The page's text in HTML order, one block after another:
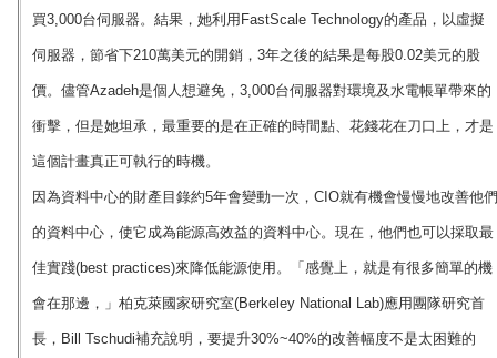
買3,000台伺服器。結果，她利用FastScale Technology的產品，以虛擬
伺服器，節省下210萬美元的開銷，3年之後的結果是每股0.02美元的股
價。儘管Azadeh是個人想避免，3,000台伺服器對環境及水電帳單帶來的
衝擊，但是她坦承，最重要的是在正確的時間點、花錢花在刀口上，才是
這個計畫真正可執行的時機。
因為資料中心的財產目錄約5年會變動一次，CIO就有機會慢慢地改善他們
的資料中心，使它成為能源高效益的資料中心。現在，他們也可以採取最
佳實踐(best practices)來降低能源使用。「感覺上，就是有很多簡單的機
會在那邊，」柏克萊國家研究室(Berkeley National Lab)應用團隊研究首
長，Bill Tschudi補充說明，要提升30%~40%的改善幅度不是太困難的